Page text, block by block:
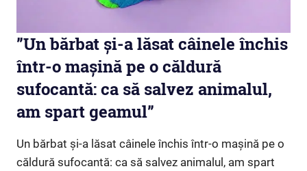
”Un bărbat și-a lăsat câinele închis
într-o mașină pe o căldură
sufocantă: ca să salvez animalul,
am spart geamul”
Un bărbat și-a lăsat câinele închis într-o mașină pe o
căldură sufocantă: ca să salvez animalul, am spart